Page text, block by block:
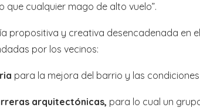
cualquier mago de alto vuelo”.
propositiva y creativa desencadenada en
por los vecinos:
para la mejora del barrio y las
arquitectónicas, para lo cual un